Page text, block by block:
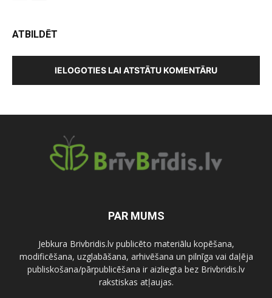
ATBILDĒT
IELOGOTIES LAI ATSTĀTU KOMENTĀRU
PAR MUMS
Jebkura Brivbridis.lv publicēto materiālu kopēšana,
modificēšana, uzglabāšana, arhivēšana un pilnīga vai daļēja
publiskošana/pārpublicēšana ir aizliegta bez Brivbridis.lv
rakstiskas atļaujas.